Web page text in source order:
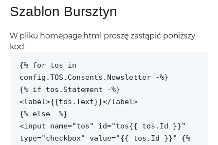
Szablon Bursztyn
W pliku homepage.html proszę zastąpić poniższy
kod:
{% for tos in
config.TOS.Consents.Newsletter -%}
{% if tos.Statement -%}
<label>{{tos.Text}}</label>
{% else -%}
<input name="tos" id="tos{{ tos.Id }}"
type="checkbox" value="{{ tos.Id }}" {%